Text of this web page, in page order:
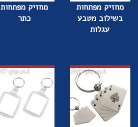
מחזיק מפתחות
בשילוב מטבע
עגלות
מחזיק מפתחות
כתר